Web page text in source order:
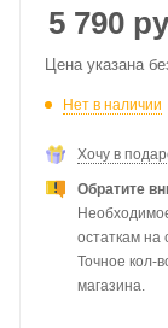
5 790
Цена указана
Нет в наличии
Хочу в
Обратите
остаткам на
Точное кол-
магазина.